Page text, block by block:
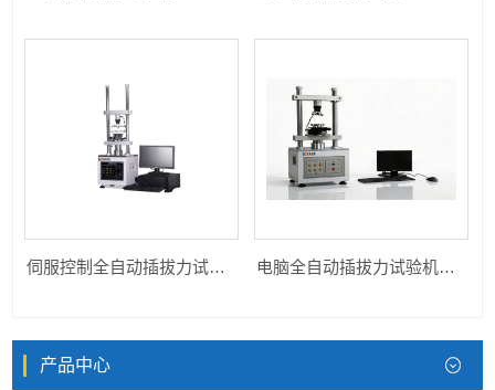
伺服控制全自动插拔力试验机HK-ZDCB-1220S 电脑全自动插拔力试验机HK-ZDCB-1220S
产品中心